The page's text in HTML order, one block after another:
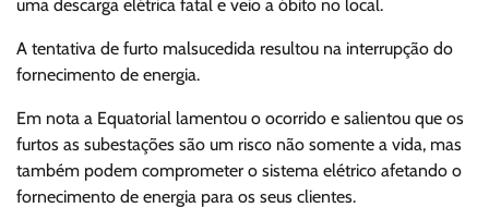
uma descarga elétrica fatal e veio a óbito no local.
A tentativa de furto malsucedida resultou na interrupção do
fornecimento de energia.
Em nota a Equatorial lamentou o ocorrido e salientou que os
furtos as subestações são um risco não somente a vida, mas
também podem comprometer o sistema elétrico afetando o
fornecimento de energia para os seus clientes.